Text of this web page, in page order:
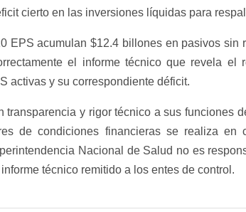
cierto en las inversiones líquidas para
EPS acumulan $12.4 billones en pasivos
el informe técnico que revela el
activas y su correspondiente déficit.
transparencia y rigor técnico a sus funciones
de condiciones financieras se realiza en
Nacional de Salud no es
técnico remitido a los entes de control.